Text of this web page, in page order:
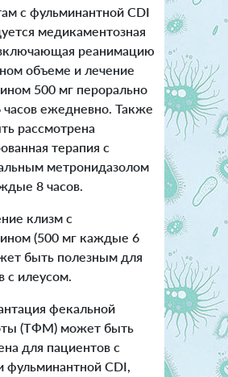
с фульминантной CDI
медикаментозная
реанимацию
объеме и лечение
500 мг перорально
ежедневно. Также
рассмотрена
терапия с
метронидазолом
8 часов.
клизм с
(500 мг каждые 6
быть полезным для
с илеусом.
фекальной
(ТФМ) может быть
для пациентов с
фульминантной CDI,